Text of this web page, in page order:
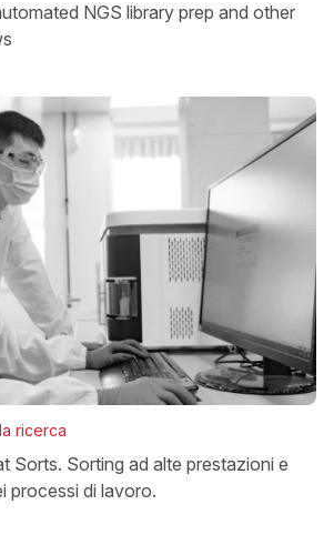
NGS library prep and other
ricerca
Sorts. Sorting ad alte prestazioni e
processi di lavoro.